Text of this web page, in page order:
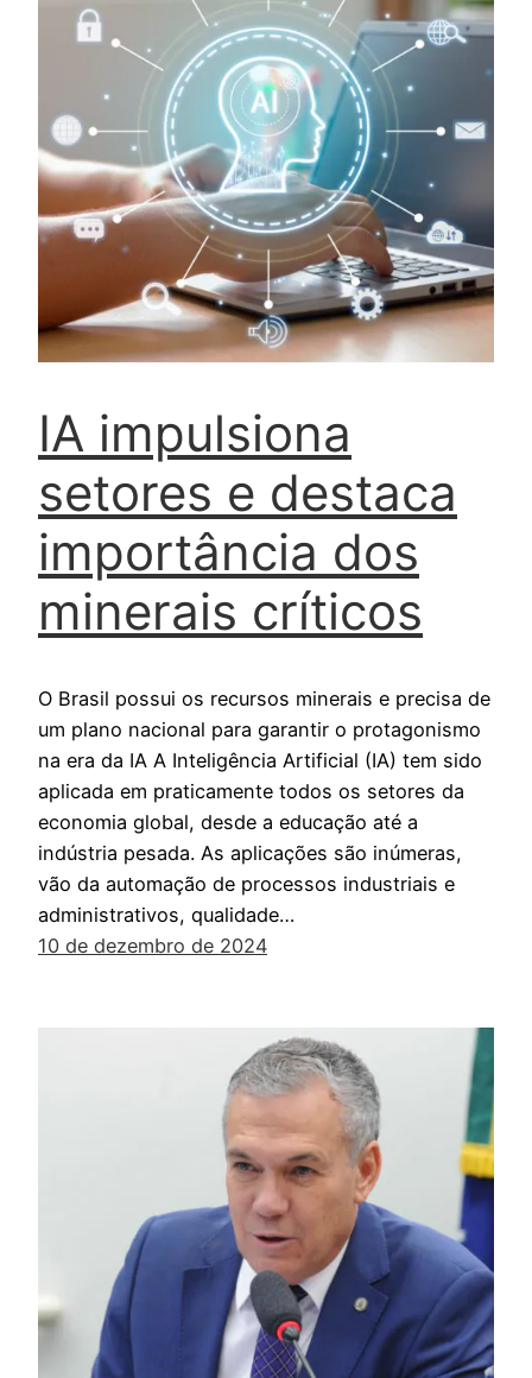
IA impulsiona
setores e destaca
importância dos
minerais críticos
O Brasil possui os recursos minerais e precisa de
um plano nacional para garantir o protagonismo
na era da IA A Inteligência Artificial (IA) tem sido
aplicada em praticamente todos os setores da
economia global, desde a educação até a
indústria pesada. As aplicações são inúmeras,
vão da automação de processos industriais e
administrativos, qualidade…
10 de dezembro de 2024